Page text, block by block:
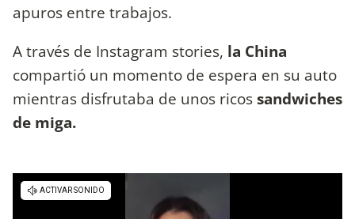
apuros entre trabajos.
A través de Instagram stories, la China
compartió un momento de espera en su auto
mientras disfrutaba de unos ricossandwiches
de miga.